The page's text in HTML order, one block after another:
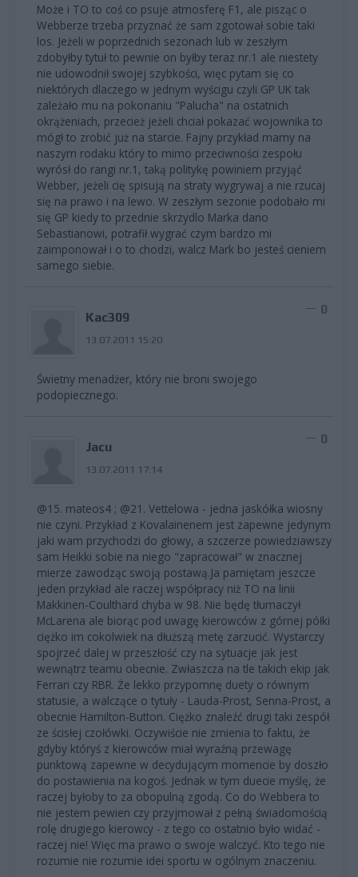
Może i TO to coś co psuje atmosferę F1, ale pisząc o
Webberze trzeba przyznać że sam zgotował sobie taki
los. Jeżeli w poprzednich sezonach lub w zeszłym
zdobyłby tytuł to pewnie on byłby teraz nr.1 ale niestety
nie udowodnił swojej szybkości, więc pytam się co
niektórych dlaczego w jednym wyścigu czyli GP UK tak
zależało mu na pokonaniu "Palucha" na ostatnich
okrążeniach, przecież jeżeli chciał pokazać wojownika to
mógł to zrobić już na starcie. Fajny przykład mamy na
naszym rodaku który to mimo przeciwności zespołu
wyrósł do rangi nr.1, taką politykę powiniem przyjąć
Webber, jeżeli cię spisują na straty wygrywaj a nie rzucaj
się na prawo i na lewo. W zeszłym sezonie podobało mi
się GP kiedy to przednie skrzydlo Marka dano
Sebastianowi, potrafił wygrać czym bardzo mi
zaimponował i o to chodzi, walcz Mark bo jesteś cieniem
samego siebie.
Kac309
13.07.2011 15:20
0
Świetny menadżer, który nie broni swojego
podopiecznego.
Jacu
13.07.2011 17:14
0
@15. mateos4 ; @21. Vettelowa - jedna jaskółka wiosny
nie czyni. Przykład z Kovalainenem jest zapewne jedynym
jaki wam przychodzi do głowy, a szczerze powiedziawszy
sam Heikki sobie na niego "zapracował" w znacznej
mierze zawodząc swoją postawą.Ja pamiętam jeszcze
jeden przykład ale raczej współpracy niż TO na linii
Makkinen-Coulthard chyba w 98. Nie będę tłumaczył
McLarena ale biorąc pod uwagę kierowców z górnej półki
ciężko im cokolwiek na dłuższą metę zarzucić. Wystarczy
spojrzeć dalej w przeszłość czy na sytuacje jak jest
wewnątrz teamu obecnie. Zwłaszcza na tle takich ekip jak
Ferrari czy RBR. Że lekko przypomnę duety o równym
statusie, a walczące o tytuły - Lauda-Prost, Senna-Prost, a
obecnie Hamilton-Button. Ciężko znaleźć drugi taki zespół
ze ścisłej czołówki. Oczywiście nie zmienia to faktu, że
gdyby któryś z kierowców miał wyraźną przewagę
punktową zapewne w decydującym momencie by doszło
do postawienia na kogoś. Jednak w tym duecie myślę, że
raczej byłoby to za obopulną zgodą. Co do Webbera to
nie jestem pewien czy przyjmował z pełną świadomością
rolę drugiego kierowcy - z tego co ostatnio było widać -
raczej nie! Więc ma prawo o swoje walczyć. Kto tego nie
rozumie nie rozumie idei sportu w ogólnym znaczeniu.